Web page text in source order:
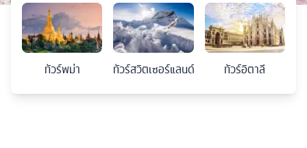
ทัวร์พม่า ทัวร์สวิตเซอร์แลนด์ ทัวร์อิตาลี